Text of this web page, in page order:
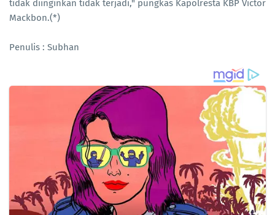
tidak diinginkan tidak terjadi," pungkas Kapolresta KBP Victor
Mackbon.(*)
Penulis : Subhan